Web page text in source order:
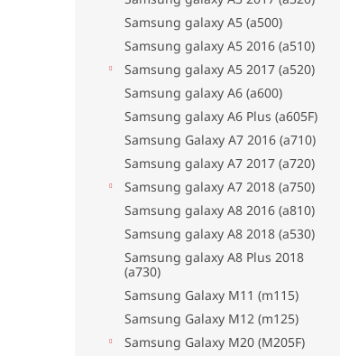
Samsung galaxy A5 (a500)
Samsung galaxy A5 2016 (a510)
Samsung galaxy A5 2017 (a520)
Samsung galaxy A6 (a600)
Samsung galaxy A6 Plus (a605F)
Samsung Galaxy A7 2016 (a710)
Samsung galaxy A7 2017 (a720)
Samsung galaxy A7 2018 (a750)
Samsung galaxy A8 2016 (a810)
Samsung galaxy A8 2018 (a530)
Samsung galaxy A8 Plus 2018
(a730)
Samsung Galaxy M11 (m115)
Samsung Galaxy M12 (m125)
Samsung Galaxy M20 (M205F)